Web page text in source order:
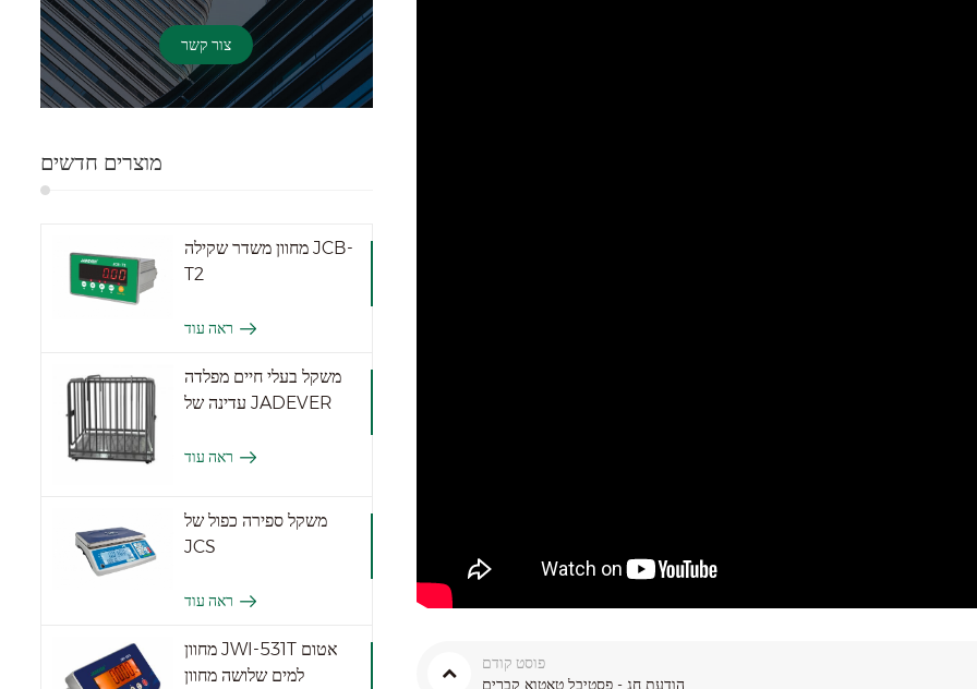
צור קשר
מוצרים חדשים
מחוון משדר שקילה JCB-
T2
ראה עוד
משקל בעלי חיים מפלדה
עדינה של JADEVER
ראה עוד
משקל ספירה כפול של
JCS
ראה עוד
מחוון JWI-531T אטום
למים שלושה מחוון
פוסט קודם
הודעת חג - פסטיבל טאטוא קברים